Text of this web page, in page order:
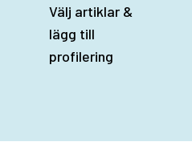
Välj artiklar &
lägg till
profilering